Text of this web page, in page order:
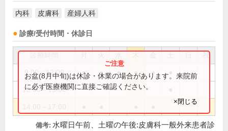
内科 皮膚科 産婦人科
診療/受付時間・休診日
祝
9:00～12:00 ● ● ● ● ●
13:00～15:00
お盆(8月中旬)は休診・休業の場合があります。来院前
に必ず医療機関に直接ご確認ください。
×閉じる
備考: 水曜日午前、土曜の午後:皮膚科一般外来患者診